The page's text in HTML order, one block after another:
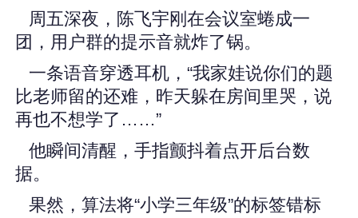
周五深夜，陈飞宇刚在会议室蜷成一
团，用户群的提示音就炸了锅。
一条语音穿透耳机，“我家娃说你们的题
比老师留的还难，昨天躲在房间里哭，说
再也不想学了……”
他瞬间清醒，手指颤抖着点开后台数
据。
果然，算法将“小学三年级”的标签错标